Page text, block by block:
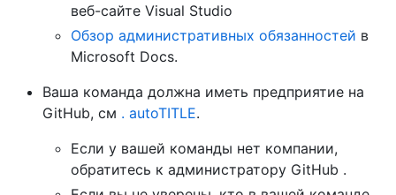
веб-сайте Visual Studio
Обзор административных обязанностей в
Microsoft Docs.
Ваша команда должна иметь предприятие на
GitHub, см . autoTITLE.
Если у вашей команды нет компании,
обратитесь к администратору GitHub .